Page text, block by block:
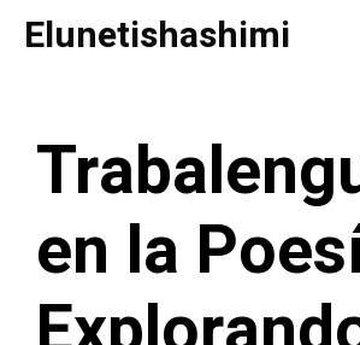
SaltarElunetishashimi
en la